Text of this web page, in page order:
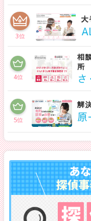
3位
大
4位
相
所
5位
解
原